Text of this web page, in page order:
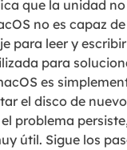
que la unidad
no es capaz
para leer y
para
es
el disco de
problema
útil. Sigue los